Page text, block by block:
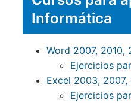
Informática
Word 2007, 2010,
Ejercicios
Excel 2003, 2007,
Ejercicios